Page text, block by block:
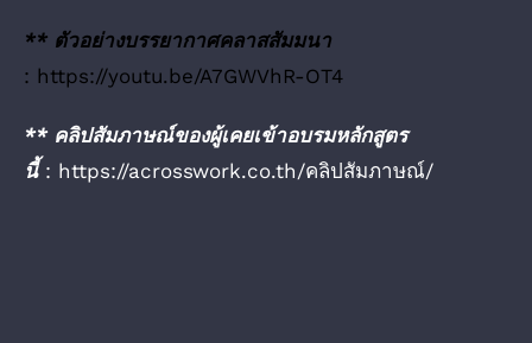
** ตัวอย่างบรรยากาศคลาสสัมมนา
: https://youtu.be/A7GWVhR-OT4
** คลิปสัมภาษณ์ของผู้เคยเข้าอบรมหลักสูตร
นี้: https://acrosswork.co.th/คลิปสัมภาษณ์/